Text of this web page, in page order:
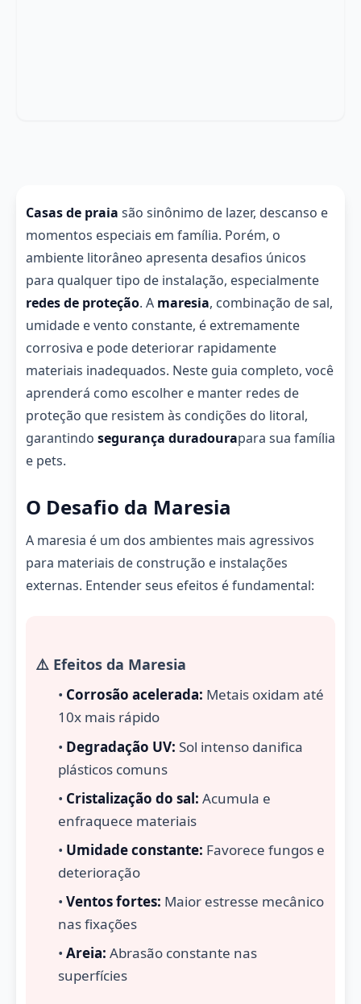
Casas de praia são sinônimo de lazer, descanso e
momentos especiais em família. Porém, o
ambiente litorâneo apresenta desafios únicos
para qualquer tipo de instalação, especialmente
redes de proteção. A maresia, combinação de sal,
umidade e vento constante, é extremamente
corrosiva e pode deteriorar rapidamente
materiais inadequados. Neste guia completo, você
aprenderá como escolher e manter redes de
proteção que resistem às condições do litoral,
garantindo segurança duradourapara sua família
e pets.
O Desafio da Maresia
A maresia é um dos ambientes mais agressivos
para materiais de construção e instalações
externas. Entender seus efeitos é fundamental:
⚠️ Efeitos da Maresia
• Corrosão acelerada: Metais oxidam até
10x mais rápido
• Degradação UV: Sol intenso danifica
plásticos comuns
• Cristalização do sal: Acumula e
enfraquece materiais
• Umidade constante: Favorece fungos e
deterioração
• Ventos fortes: Maior estresse mecânico
nas fixações
• Areia: Abrasão constante nas
superfícies